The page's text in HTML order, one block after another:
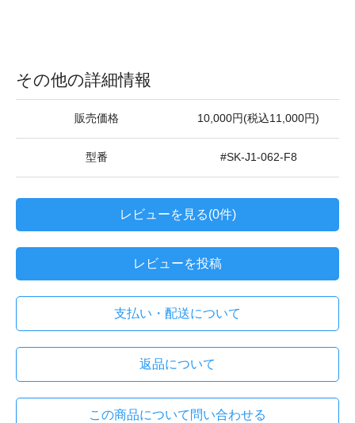
その他の詳細情報
販売価格 10,000円(税込11,000円)
型番 #SK-J1-062-F8
レビューを見る(0件)
レビューを投稿
支払い・配送について
返品について
この商品について問い合わせる